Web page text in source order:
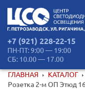
+7 (921) 228-22-15
ПН-ПТ: 9:00 — 19:00
СБ: 10.00 — 17.00
ГЛАВНАЯ КАТАЛОГ
Розетка 2-м ОП Этюд